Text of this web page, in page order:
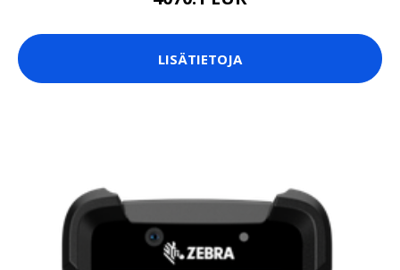
LISÄTIETOJA